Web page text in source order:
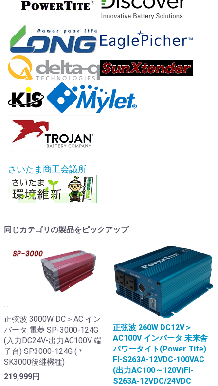
さいたま商工会議所
同じカテゴリの製品をピックアップ
...
正弦波 3000W DC＞AC イン
バータ 電菱 SP-3000-124G
(入力DC24V-出力AC100V 端
子台) SP3000-124G (＊
SK3000後継機種)
219,999円
正弦波 260W DC12V＞
AC100V インバータ 未来舎
パワータイト(Power Tite)
FI-S263A-12VDC-100VAC
(出力AC100～120V)FI-
S263A-12VDC/24VDC